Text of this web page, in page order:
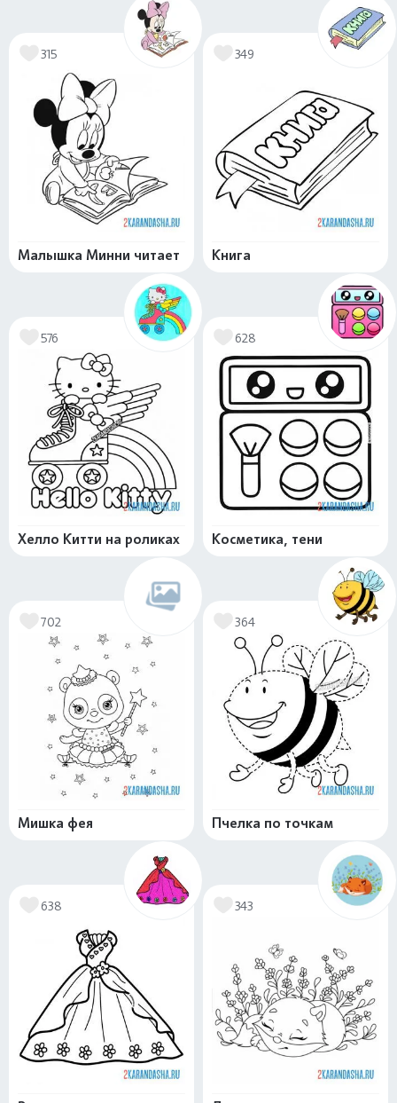
315
Малышка Минни читает
349
Книга
576
Хелло Китти на роликах
628
Косметика, тени
702
Мишка фея
364
Пчелка по точкам
638 343